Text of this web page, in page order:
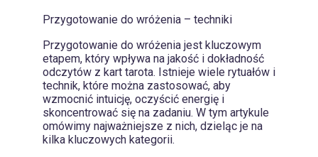
Przygotowanie do wróżenia – techniki
Przygotowanie do wróżenia jest kluczowym
etapem, który wpływa na jakość i dokładność
odczytów z kart tarota. Istnieje wiele rytuałów i
technik, które można zastosować, aby
wzmocnić intuicję, oczyścić energię i
skoncentrować się na zadaniu. W tym artykule
omówimy najważniejsze z nich, dzieląc je na
kilka kluczowych kategorii.